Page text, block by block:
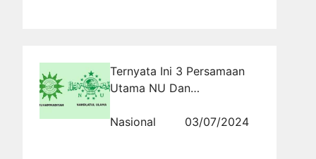
Ternyata Ini 3 Persamaan
Utama NU Dan
Nasional
03/07/2024